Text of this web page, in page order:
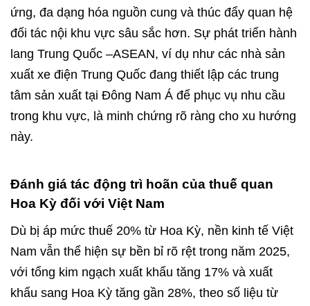
ứng, đa dạng hóa nguồn cung và thúc đẩy quan hệ
đối tác nội khu vực sâu sắc hơn. Sự phát triển hành
lang Trung Quốc –ASEAN, ví dụ như các nhà sản
xuất xe điện Trung Quốc đang thiết lập các trung
tâm sản xuất tại Đông Nam Á để phục vụ nhu cầu
trong khu vực, là minh chứng rõ ràng cho xu hướng
này.
Đánh giá tác động trì hoãn của thuế quan
Hoa Kỳ đối với Việt Nam
Dù bị áp mức thuế 20% từ Hoa Kỳ, nền kinh tế Việt
Nam vẫn thể hiện sự bền bỉ rõ rệt trong năm 2025,
với tổng kim ngạch xuất khẩu tăng 17% và xuất
khẩu sang Hoa Kỳ tăng gần 28%, theo số liệu từ